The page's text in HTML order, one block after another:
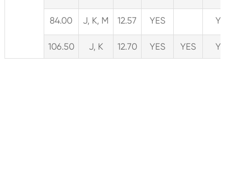
84.00 J, K, M 12.57 YES
106.50 J, K 12.70 YES YES